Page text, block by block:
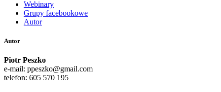
Webinary
Grupy facebookowe
Autor
Autor
Piotr Peszko
e-mail: ppeszko@gmail.com
telefon: 605 570 195